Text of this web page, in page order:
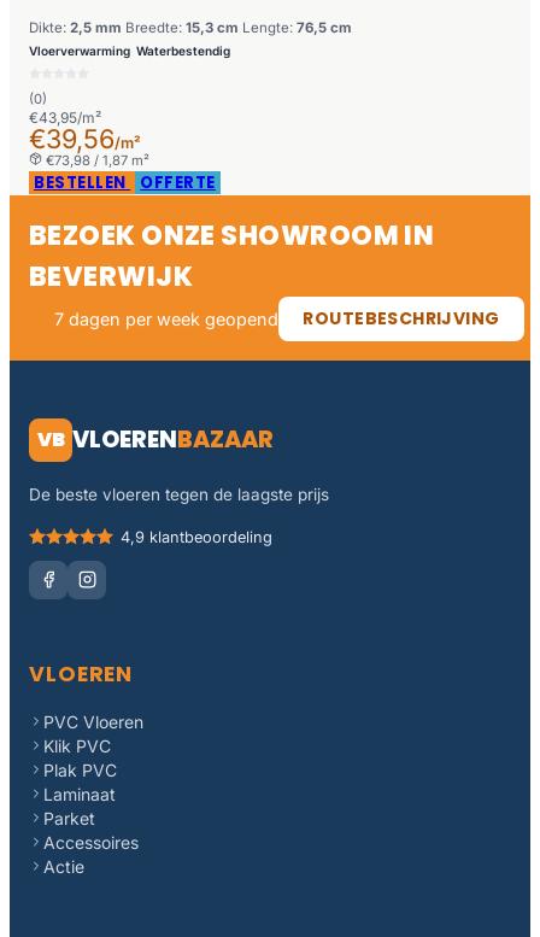
Dikte: 2,5 mm Breedte: 15,3 cm Lengte: 76,5 cm
Vloerverwarming Waterbestendig
(0)
€43,95/m²
€39,56/m²
€73,98 / 1,87 m²
BESTELLEN OFFERTE
BEZOEK ONZE SHOWROOM IN
BEVERWIJK
7 dagen per week geopend ROUTEBESCHRIJVING
VB VLOERENBAZAAR
De beste vloeren tegen de laagste prijs
4,9 klantbeoordeling
VLOEREN
PVC Vloeren
Klik PVC
Plak PVC
Laminaat
Parket
Accessoires
Actie